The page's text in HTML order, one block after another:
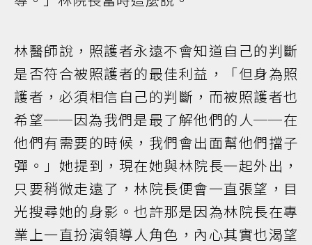
林醫師說，照護者永遠不會知道自己的判斷
是否符合被照護者的最佳利益，「但身為照
護者，必須相信自己的判斷，而被照護者也
希望──因為我們是最了解他們的人──在
他們有需要的時候，我們會出面幫他們擋子
彈。」她提到，現在她與林院長一起外出，
只要稍微走遠了，林院長便會一直張望，目
光搜尋她的身影。也許那是因為林院長在專
業上一直扮演領導人角色，內心其實也渴望